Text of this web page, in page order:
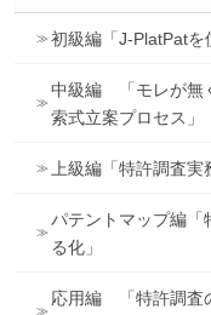
初級編「J-PlatPatを
中級編 「モレが無
索式立案プロセス」
上級編「特許調査実
パテントマップ編「
る化」
応用編 「特許調査